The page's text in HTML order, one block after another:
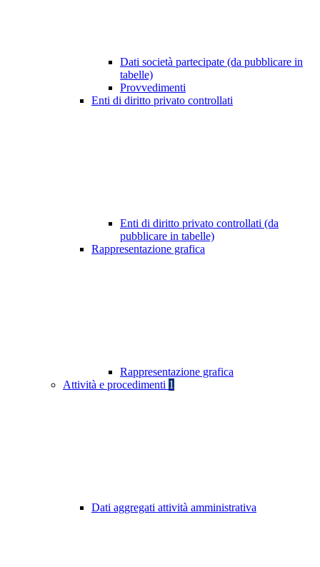
Dati società partecipate (da pubblicare in
tabelle)
Provvedimenti
Enti di diritto privato controllati
Enti di diritto privato controllati (da
pubblicare in tabelle)
Rappresentazione grafica
Rappresentazione grafica
Attività e procedimenti 1
Dati aggregati attività amministrativa